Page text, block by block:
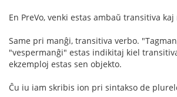
En PreVo, venki estas ambaŭ transitiva
Same pri manĝi, transitiva verbo.
"vespermanĝi" estas indikitaj kiel
ekzemploj estas sen objekto.
Ĉu iu iam skribis ion pri sintakso de